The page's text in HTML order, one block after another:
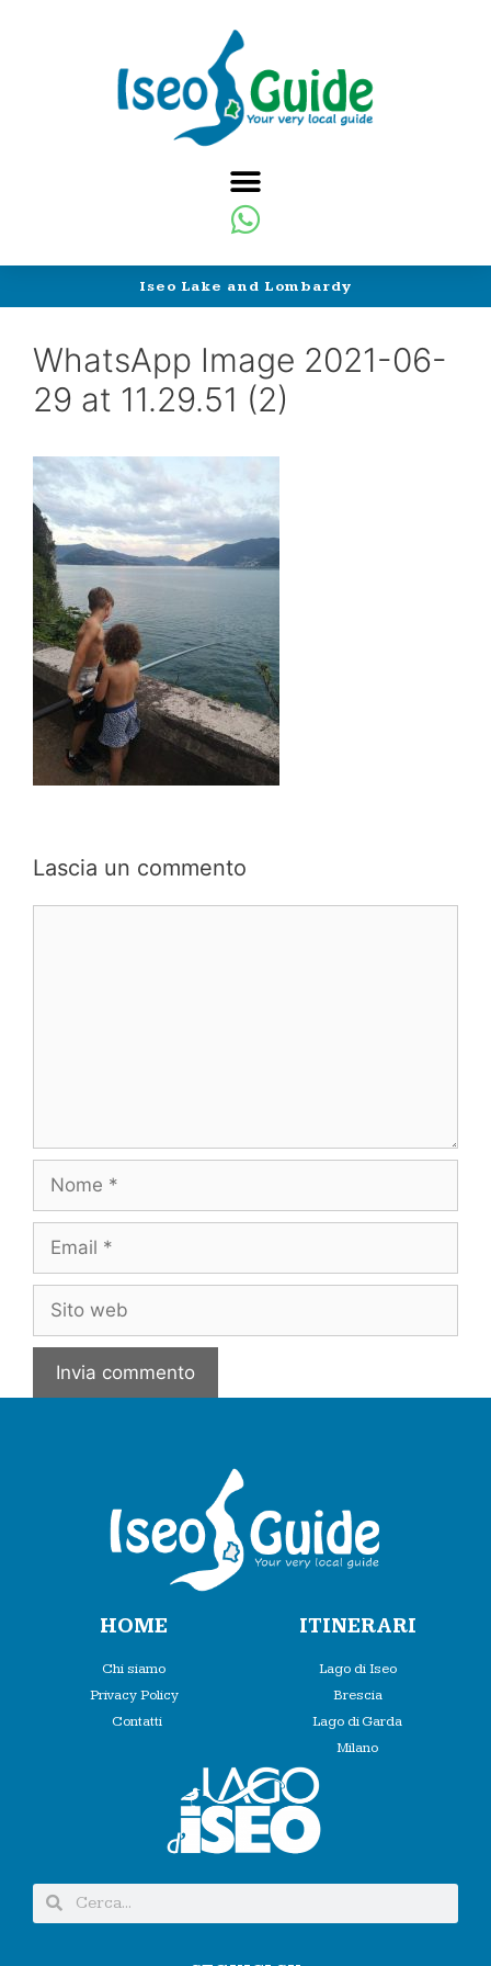
Iseo Lake and Lombardy
WhatsApp Image 2021-06-
29 at 11.29.51 (2)
Lascia un commento
HOME
Chi siamo
Privacy Policy
Contatti
ITINERARI
Lago di Iseo
Brescia
Lago di Garda
Milano